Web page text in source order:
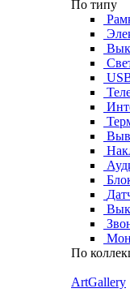
По типу
По
ArtGallery